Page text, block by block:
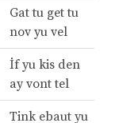
Gat tu get tu
nov yu vel
İf yu kis den
ay vont tel
Tink ebaut yu